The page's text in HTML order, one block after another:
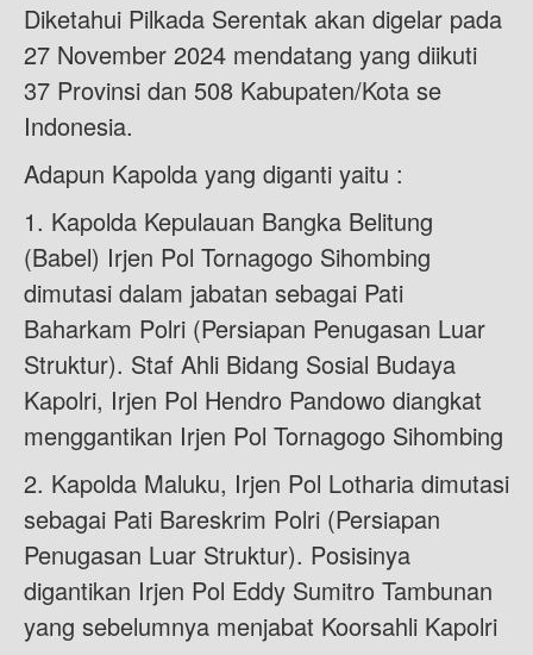
Diketahui Pilkada Serentak akan digelar pada
27 November 2024 mendatang yang diikuti
37 Provinsi dan 508 Kabupaten/Kota se
Indonesia.
Adapun Kapolda yang diganti yaitu :
1. Kapolda Kepulauan Bangka Belitung
(Babel) Irjen Pol Tornagogo Sihombing
dimutasi dalam jabatan sebagai Pati
Baharkam Polri (Persiapan Penugasan Luar
Struktur). Staf Ahli Bidang Sosial Budaya
Kapolri, Irjen Pol Hendro Pandowo diangkat
menggantikan Irjen Pol Tornagogo Sihombing
2. Kapolda Maluku, Irjen Pol Lotharia dimutasi
sebagai Pati Bareskrim Polri (Persiapan
Penugasan Luar Struktur). Posisinya
digantikan Irjen Pol Eddy Sumitro Tambunan
yang sebelumnya menjabat Koorsahli Kapolri